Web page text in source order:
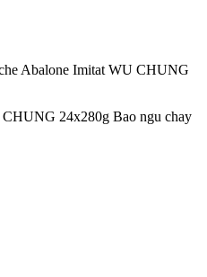
Abalone Imitat WU CHUNG
24x280g Bao ngu chay